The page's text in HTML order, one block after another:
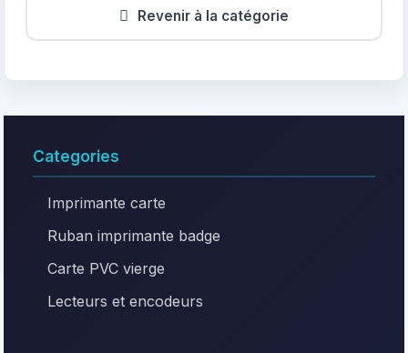
Revenir à la catégorie
Categories
Imprimante carte
Ruban imprimante badge
Carte PVC vierge
Lecteurs et encodeurs